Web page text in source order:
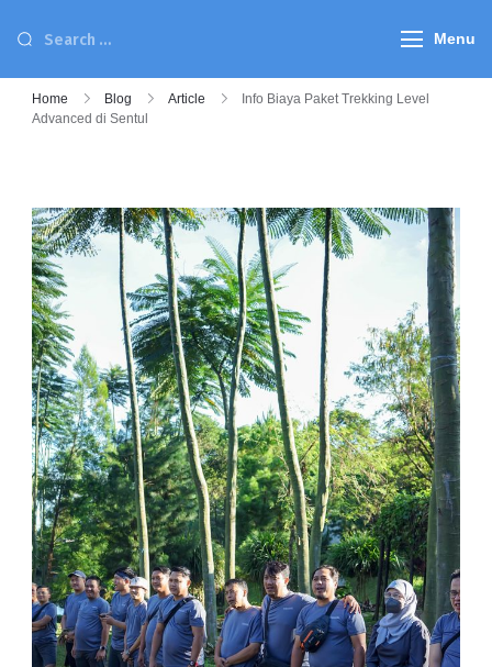
Menu
Home Blog Article
Info Biaya Paket Trekking Level
Advanced di Sentul